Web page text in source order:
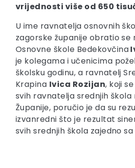
vrijednosti više od 650
U ime ravnatelja osnovnih
zagorske županije obratio se
Osnovne škole Bedekovčina
je kolegama i učenicima
školsku godinu, a ravnatelj
Krapina Ivica Rozijan, koji
svih ravnatelja srednjih škola
Županije, poručio je da su
izvanredni što je rezultat
svih srednjih škola zajedno sa